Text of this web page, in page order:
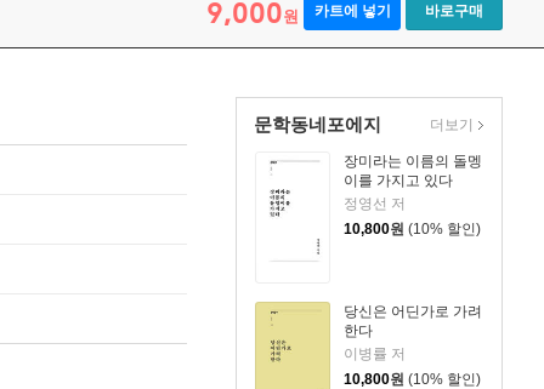
9,000원 카트에 넣기 바로구매
문학동네포에지
장미라는 이름의 돌멩
이를 가지고 있다
정영선 저
10,800원 (10% 할인)
당신은 어딘가로 가려
한다
이병률 저
10,800원 (10% 할인)
더보기